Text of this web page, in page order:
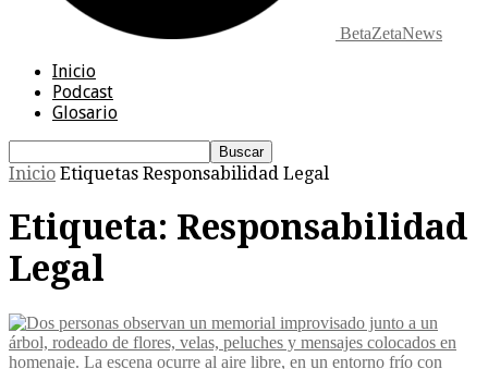
BetaZetaNews
Inicio
Podcast
Glosario
Inicio Etiquetas Responsabilidad Legal
Etiqueta: Responsabilidad
Legal